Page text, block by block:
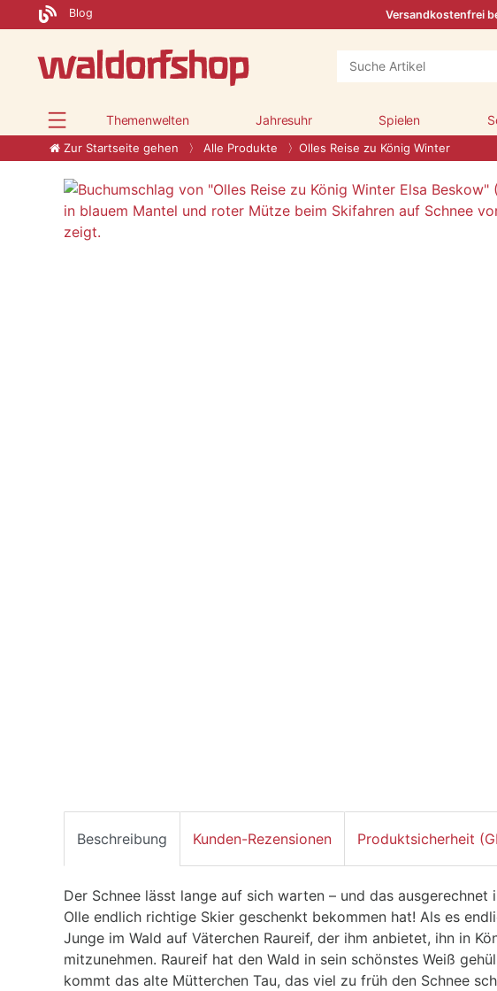
Blog Versandkostenfrei
Themenwelten Jahresuhr Spielen
Zur Startseite gehen Alle Produkte Olles Reise zu König Winter
Beschreibung Kunden-Rezensionen Produktsicherheit
Der Schnee lässt lange auf sich warten – und das ausgerechnet
Olle endlich richtige Skier geschenkt bekommen hat! Als es
Junge im Wald auf Väterchen Raureif, der ihm anbietet, ihn in
mitzunehmen. Raureif hat den Wald in sein schönstes Weiß
kommt das alte Mütterchen Tau, das viel zu früh den Schnee